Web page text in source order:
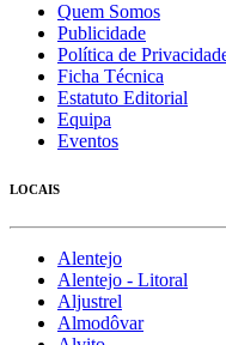
Quem Somos
Publicidade
Política de
Ficha Técnica
Estatuto Editorial
Equipa
Eventos
LOCAIS
Alentejo
Alentejo - Litoral
Aljustrel
Almodôvar